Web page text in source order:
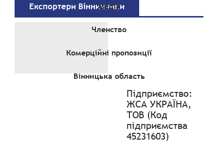
Медіа
Членство
Комерційні пропозиції
Вінницька область
Експортери Вінниччини
Підприємство:
ЖСА УКРАЇНА,
ТОВ (Код
підприємства
45231603)